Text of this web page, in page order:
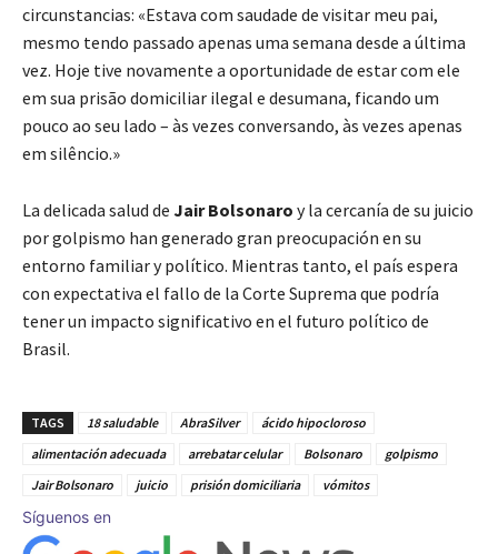
circunstancias: «Estava com saudade de visitar meu pai,
mesmo tendo passado apenas uma semana desde a última
vez. Hoje tive novamente a oportunidade de estar com ele
em sua prisão domiciliar ilegal e desumana, ficando um
pouco ao seu lado – às vezes conversando, às vezes apenas
em silêncio.»
La delicada salud de Jair Bolsonaro y la cercanía de su juicio
por golpismo han generado gran preocupación en su
entorno familiar y político. Mientras tanto, el país espera
con expectativa el fallo de la Corte Suprema que podría
tener un impacto significativo en el futuro político de
Brasil.
TAGS 18 saludable AbraSilver
ácido hipocloroso
alimentación adecuada
arrebatar celular Bolsonaro
golpismo
Jair Bolsonaro
juicio prisión domiciliaria vómitos
Síguenos en